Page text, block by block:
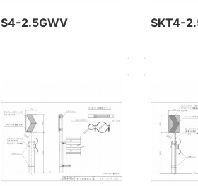
S4-2.5GWV SKT4-